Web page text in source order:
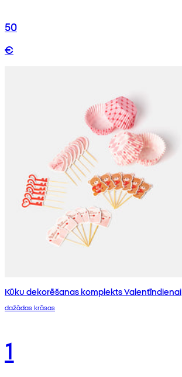
50
€
Kūku dekorēšanas komplekts Valentīndienai
dažādas krāsas
1